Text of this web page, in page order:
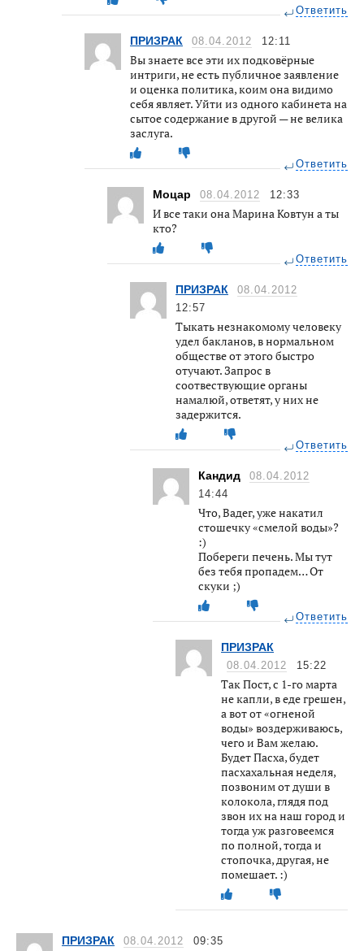
Ответить
ПРИЗРАК 08.04.2012 12:11
Вы знаете все эти их подковёрные
интриги, не есть публичное заявление
и оценка политика, коим она видимо
себя являет. Уйти из одного кабинета на
сытое содержание в другой — не велика
заслуга.
Ответить
Моцар 08.04.2012 12:33
И все таки она Марина Ковтун а ты
кто?
Ответить
ПРИЗРАК
08.04.2012
12:57
Тыкать незнакомому человеку
удел бакланов, в нормальном
обществе от этого быстро
отучают. Запрос в
соотвествующие органы
намалюй, ответят, у них не
задержится.
Ответить
Кандид
08.04.2012
14:44
Что, Вадег, уже накатил
стошечку «смелой воды»?
:)
Побереги печень. Мы тут
без тебя пропадем… От
скуки ;)
Ответить
ПРИЗРАК
08.04.2012 15:22
Так Пост, с 1-го марта
не капли, в еде грешен,
а вот от «огненой
воды» воздерживаюсь,
чего и Вам желаю.
Будет Пасха, будет
пасхахальная неделя,
позвоним от души в
колокола, глядя под
звон их на наш город и
тогда уж разговеемся
по полной, тогда и
стопочка, другая, не
помешает. :)
ПРИЗРАК 08.04.2012 09:35